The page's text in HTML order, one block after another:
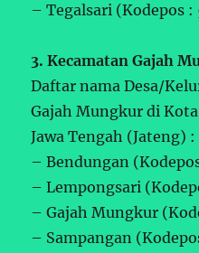
– Tegalsari (Kodepos :
3. Kecamatan Gajah
Daftar nama Desa/
Gajah Mungkur di
Jawa Tengah (Jateng) :
– Bendungan
– Lempongsari
– Gajah Mungkur
– Sampangan